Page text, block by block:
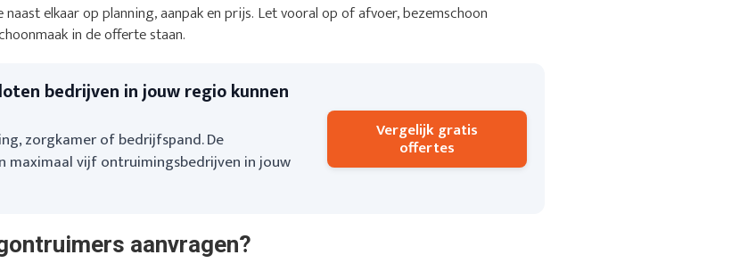
elkaar op planning, aanpak en prijs. Let vooral op of afvoer, bezemschoon
in de offerte staan.
bedrijven in jouw regio kunnen
zorgkamer of bedrijfspand. De
maximaal vijf ontruimingsbedrijven in jouw
Vergelijk gratis
offertes
aanvragen?